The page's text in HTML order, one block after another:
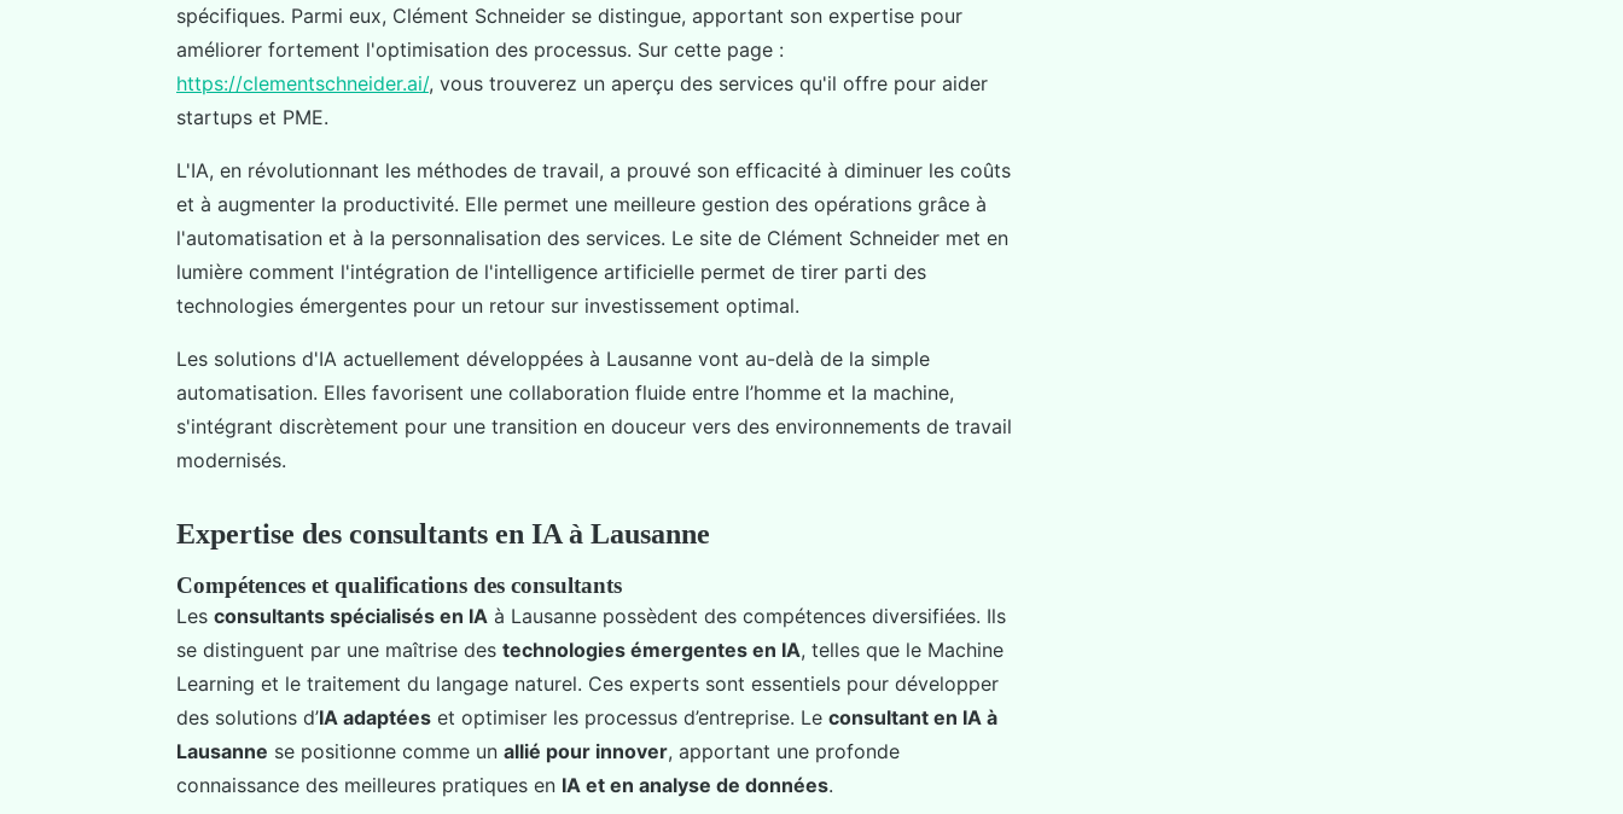
spécifiques. Parmi eux, Clément Schneider se distingue, apportant son expertise pour
améliorer fortement l'optimisation des processus. Sur cette page :
https://clementschneider.ai/, vous trouverez un aperçu des services qu'il offre pour aider
startups et PME.
L'IA, en révolutionnant les méthodes de travail, a prouvé son efficacité à diminuer les coûts
et à augmenter la productivité. Elle permet une meilleure gestion des opérations grâce à
l'automatisation et à la personnalisation des services. Le site de Clément Schneider met en
lumière comment l'intégration de l'intelligence artificielle permet de tirer parti des
technologies émergentes pour un retour sur investissement optimal.
Les solutions d'IA actuellement développées à Lausanne vont au-delà de la simple
automatisation. Elles favorisent une collaboration fluide entre l’homme et la machine,
s'intégrant discrètement pour une transition en douceur vers des environnements de travail
modernisés.
Expertise des consultants en IA à Lausanne
Compétences et qualifications des consultants
Les consultants spécialisés en IA à Lausanne possèdent des compétences diversifiées. Ils
se distinguent par une maîtrise des technologies émergentes en IA, telles que le Machine
Learning et le traitement du langage naturel. Ces experts sont essentiels pour développer
des solutions d’IA adaptées et optimiser les processus d’entreprise. Le consultant en IA à
Lausanne se positionne comme un allié pour innover, apportant une profonde
connaissance des meilleures pratiques en IA et en analyse de données.